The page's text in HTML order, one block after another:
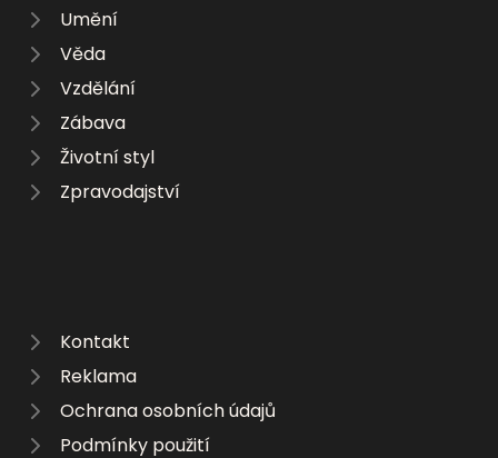
Umění
Věda
Vzdělání
Zábava
Životní styl
Zpravodajství
Kontakt
Reklama
Ochrana osobních údajů
Podmínky použití